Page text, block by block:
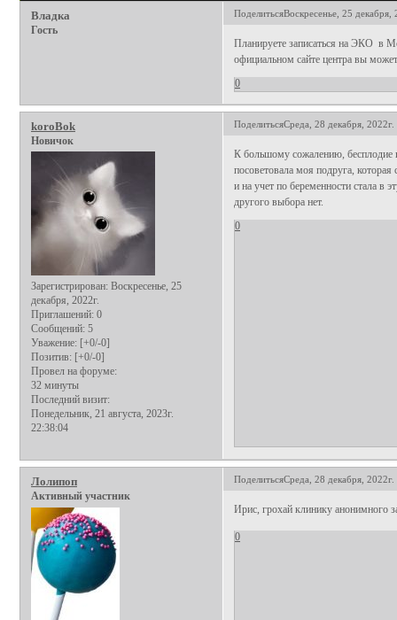
ПоделитьсяВоскресенье, 25 декабря,
Владка
Гость
Планируете записаться на ЭКО в
официальном сайте центра вы
0
ПоделитьсяСреда, 28 декабря,
koroBok
Новичок
Зарегистрирован: Воскресенье, 25
декабря, 2022г.
Приглашений: 0
Сообщений: 5
Уважение: [+0/-0]
Позитив: [+0/-0]
Провел на форуме:
32 минуты
Последний визит:
Понедельник, 21 августа, 2023г.
22:38:04
К большому сожалению, бесплодие
посоветовала моя подруга,
и на учет по беременности стала в
другого выбора нет.
0
ПоделитьсяСреда, 28 декабря,
Лолипоп
Активный участник
Ирис, грохай клинику анонимного
0